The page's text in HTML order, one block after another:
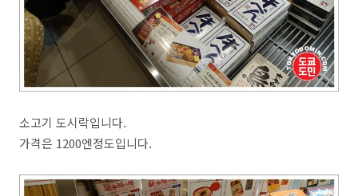
소고기 도시락입니다.
가격은 1200엔정도입니다.